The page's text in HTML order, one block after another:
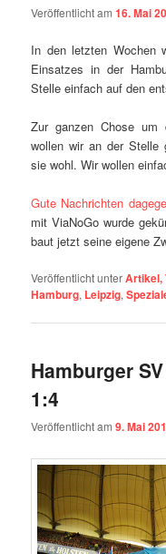
Veröffentlicht am16. Mai
In den letzten Wochen
Einsatzes in der
Stelle einfach auf den
Zur ganzen Chose um
wollen wir an der Stelle
sie wohl. Wir wollen
Gute Nachrichten
mit ViaNoGo wurde
baut jetzt seine eigene
Veröffentlicht unterArtikel,
Hamburg, Leipzig,
Hamburger
1:4
Veröffentlicht am9. Mai